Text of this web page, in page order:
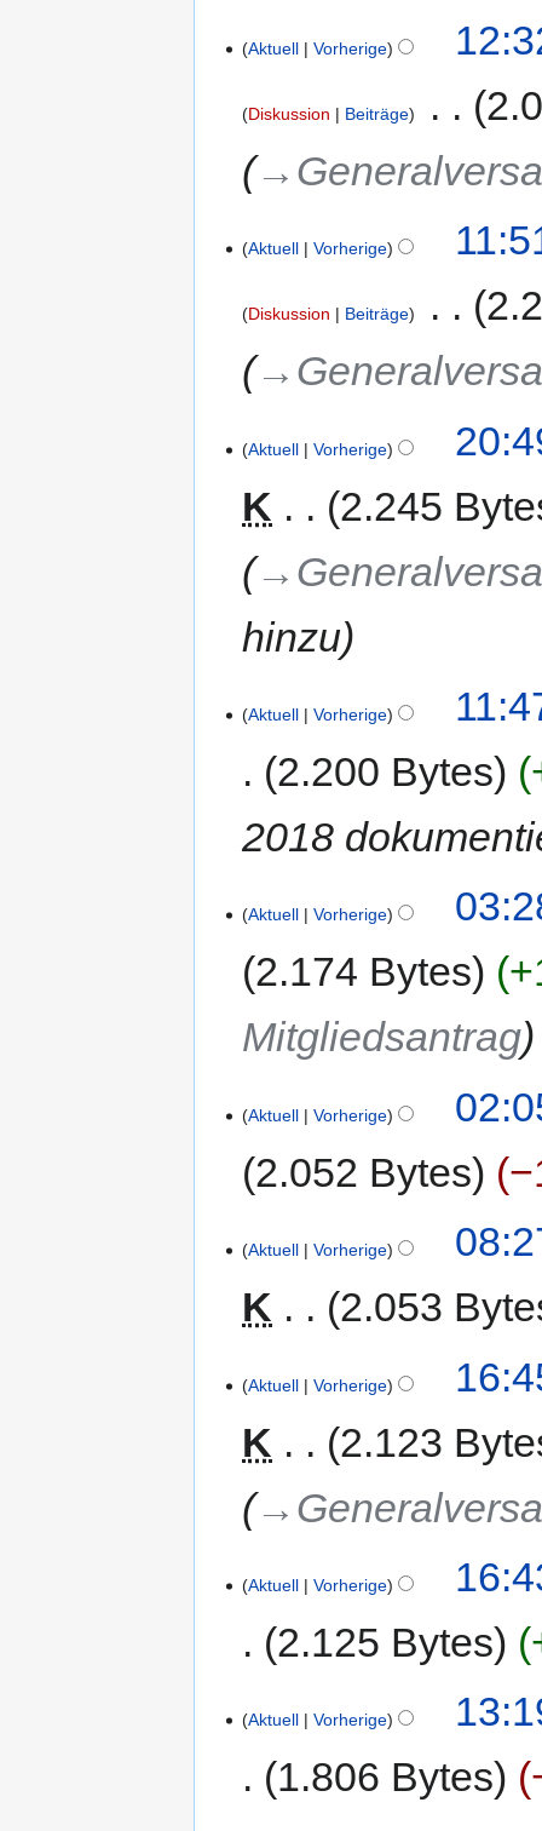
Aktuell Vorherige
Diskussion Beiträge
Aktuell Vorherige
Diskussion Beiträge
Aktuell Vorherige
K
2.245
hinzu
Aktuell Vorherige
2.200 Bytes
2018
Aktuell Vorherige
2.174 Bytes
Mitgliedsantrag
Aktuell Vorherige
2.052 Bytes
Aktuell Vorherige
K
2.053
Aktuell Vorherige
K
2.123
Aktuell Vorherige
2.125 Bytes
Aktuell Vorherige
1.806 Bytes